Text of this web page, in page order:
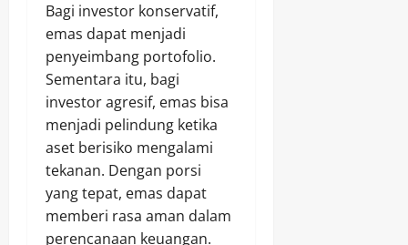
Bagi investor konservatif,
emas dapat menjadi
penyeimbang portofolio.
Sementara itu, bagi
investor agresif, emas bisa
menjadi pelindung ketika
aset berisiko mengalami
tekanan. Dengan porsi
yang tepat, emas dapat
memberi rasa aman dalam
perencanaan keuangan.